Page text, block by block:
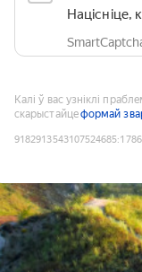
Націсніце,
Калі ў вас узніклі
скарыстайцеформай
9182913543107524685: